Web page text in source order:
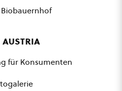
austria
für Konsumenten